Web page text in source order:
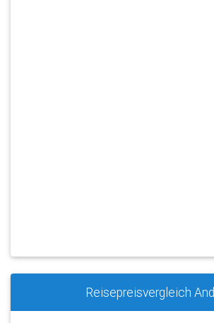
Reisepreisvergleich